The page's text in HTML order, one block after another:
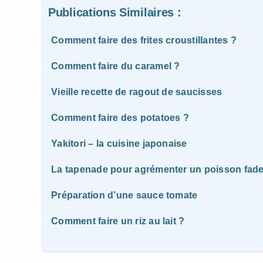
Publications Similaires :
Comment faire des frites croustillantes ?
Comment faire du caramel ?
Vieille recette de ragout de saucisses
Comment faire des potatoes ?
Yakitori – la cuisine japonaise
La tapenade pour agrémenter un poisson
Préparation d’une sauce tomate
Comment faire un riz au lait ?